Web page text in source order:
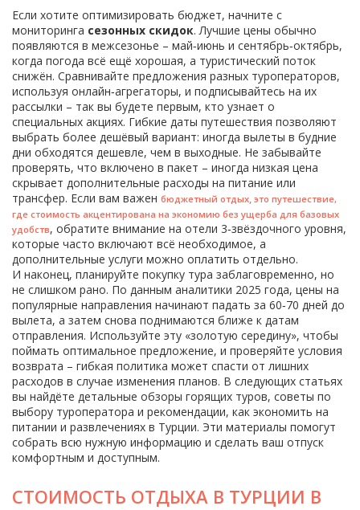
Если хотите оптимизировать бюджет, начните с
мониторинга сезонных скидок. Лучшие цены обычно
появляются в межсезонье – май‑июнь и сентябрь‑октябрь,
когда погода всё ещё хорошая, а туристический поток
снижён. Сравнивайте предложения разных туроператоров,
используя онлайн‑агрегаторы, и подписывайтесь на их
рассылки – так вы будете первым, кто узнает о
специальных акциях. Гибкие даты путешествия позволяют
выбрать более дешёвый вариант: иногда вылеты в будние
дни обходятся дешевле, чем в выходные. Не забывайте
проверять, что включено в пакет – иногда низкая цена
скрывает дополнительные расходы на питание или
трансфер. Если вам важен бюджетный отдых, это путешествие,
где стоимость акцентирована на экономию без ущерба для базовых
удобств, обратите внимание на отели 3‑звёздочного уровня,
которые часто включают всё необходимое, а
дополнительные услуги можно оплатить отдельно.
И наконец, планируйте покупку тура заблаговременно, но
не слишком рано. По данным аналитики 2025 года, цены на
популярные направления начинают падать за 60‑70 дней до
вылета, а затем снова поднимаются ближе к датам
отправления. Используйте эту «золотую середину», чтобы
поймать оптимальное предложение, и проверяйте условия
возврата – гибкая политика может спасти от лишних
расходов в случае изменения планов. В следующих статьях
вы найдёте детальные обзоры горящих туров, советы по
выбору туроператора и рекомендации, как экономить на
питании и развлечениях в Турции. Эти материалы помогут
собрать всю нужную информацию и сделать ваш отпуск
комфортным и доступным.
СТОИМОСТЬ ОТДЫХА В ТУРЦИИ В